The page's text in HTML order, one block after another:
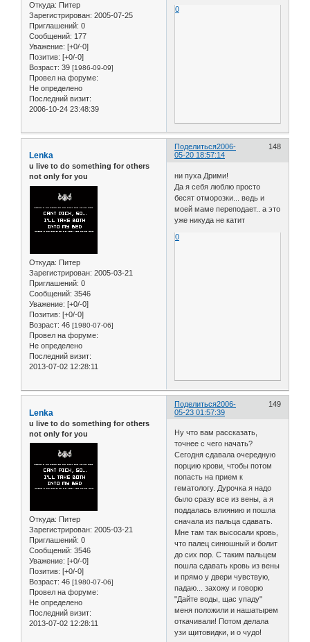
Откуда: Питер
Зарегистрирован: 2005-07-25
Приглашений: 0
Сообщений: 177
Уважение: [+0/-0]
Позитив: [+0/-0]
Возраст: 39 [1986-09-09]
Провел на форуме:
Не определено
Последний визит:
2006-10-24 23:48:39
0
Поделиться 148
2006-
05-20 18:57:14
Lenka
u live to do something for others
not only for you
Откуда: Питер
Зарегистрирован: 2005-03-21
Приглашений: 0
Сообщений: 3546
Уважение: [+0/-0]
Позитив: [+0/-0]
Возраст: 46 [1980-07-06]
Провел на форуме:
Не определено
Последний визит:
2013-07-02 12:28:11
ни пуха Дрими!
Да я себя люблю просто
бесят отморозки... ведь и
моей маме переподает.. а это
уже никуда не катит
0
Поделиться 149
2006-
05-23 01:57:39
Lenka
u live to do something for others
not only for you
Откуда: Питер
Зарегистрирован: 2005-03-21
Приглашений: 0
Сообщений: 3546
Уважение: [+0/-0]
Позитив: [+0/-0]
Возраст: 46 [1980-07-06]
Провел на форуме:
Не определено
Последний визит:
2013-07-02 12:28:11
Ну что вам рассказать,
точнее с чего начать?
Сегодня сдавала очередную
порцию крови, чтобы потом
попасть на прием к
гематологу. Дурочка я надо
было сразу все из вены, а я
поддалась влиянию и пошла
сначала из пальца сдавать.
Мне там так высосали кровь,
что палец синюшный и болит
до сих пор. С таким пальцем
пошла сдавать кровь из вены
и прямо у двери чувствую,
падаю... захожу и говорю
"Дайте воды, щас упаду"
меня положили и нашатырем
откачивали! Потом делала
узи щитовидки, и о чудо!